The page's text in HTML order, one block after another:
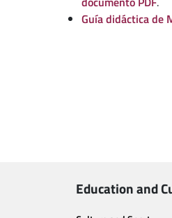
Guía didáctica de
Education and